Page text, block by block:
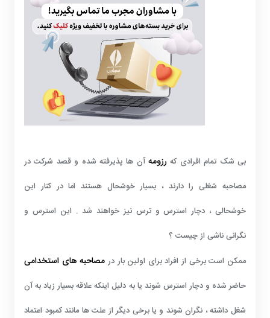
بی شک تمام افرادی که رزومهآن ها پذیرفته شده و قصد شرکت در
مصاحبه شغلی را دارند ، بسیار خوشحال هستند اما در کنار این
خوشحالی ، دچار استرس و ترس نیز خواهند شد . این استرس و
نگرانی ناشی از چیست ؟
ممکن است برخی از افراد برای اولین بار در مصاحبه های استخدامی
حاضر شده و دچار استرس شوند یا به دلیل اینکه علاقه بسیار زیاد به آن
شغل داشته ، نگران شوند و یا برخی دیگر از علت ها مانند کمبود اعتماد